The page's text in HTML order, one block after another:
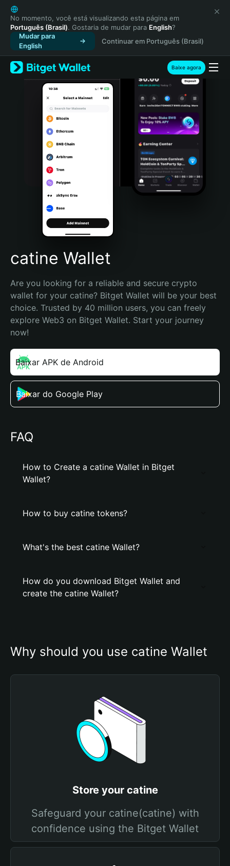
English
日本語
Tiếng Việt
Русский
Español (Latinoamérica)
Türkçe
Italiano
Português (Portugal)
Bahasa Indonesia
Português (Brasil)
Español (Argentina)
No momento, você está visualizando esta página em
Português (Brasil). Gostaria de mudar para English?
Mudar para
English
Continuar em Português (Brasil)
Baixe agora
catine Wallet
Are you looking for a reliable and secure crypto
wallet for your catine? Bitget Wallet will be your best
choice. Trusted by 40 million users, you can freely
explore Web3 on Bitget Wallet. Start your journey
now!
Baixar APK de Android
Baixar do Google Play
FAQ
How to Create a catine Wallet in Bitget
Wallet?
How to buy catine tokens?
What's the best catine Wallet?
How do you download Bitget Wallet and
create the catine Wallet?
Why should you use catine Wallet
Store your catine
Safeguard your catine(catine) with
confidence using the Bitget Wallet